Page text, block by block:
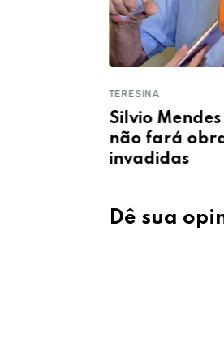
INTERIOR
Pedro
obras em
Dê sua